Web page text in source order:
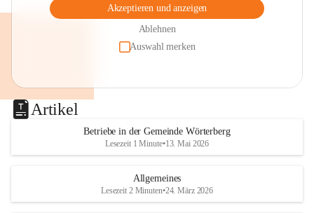
Akzeptieren und anzeigen
Ablehnen
Auswahl merken
Artikel
Betriebe in der Gemeinde Wörterberg
Lesezeit 1 Minute•13. Mai 2026
Allgemeines
Lesezeit 2 Minuten•24. März 2026